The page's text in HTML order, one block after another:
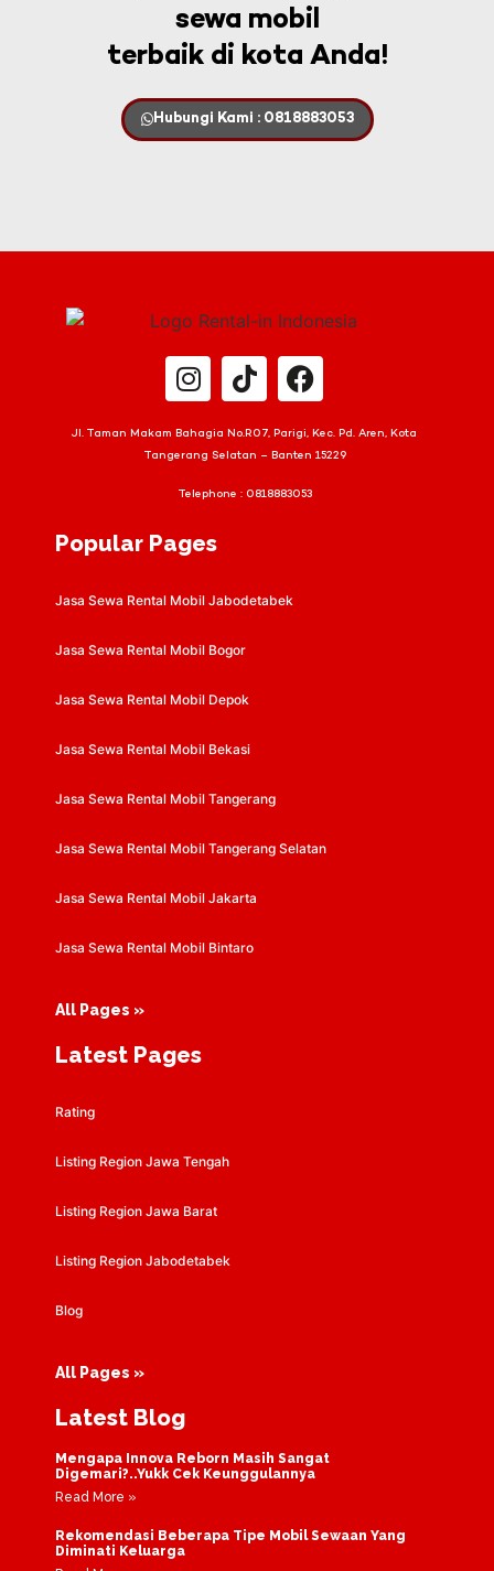
sewa mobil
terbaik di kota Anda!
Hubungi Kami : 0818883053
Jl. Taman Makam Bahagia No.R07, Parigi, Kec. Pd. Aren, Kota
Tangerang Selatan – Banten 15229
Telephone : 0818883053
Popular Pages
Jasa Sewa Rental Mobil Jabodetabek
Jasa Sewa Rental Mobil Bogor
Jasa Sewa Rental Mobil Depok
Jasa Sewa Rental Mobil Bekasi
Jasa Sewa Rental Mobil Tangerang
Jasa Sewa Rental Mobil Tangerang Selatan
Jasa Sewa Rental Mobil Jakarta
Jasa Sewa Rental Mobil Bintaro
All Pages »
Latest Pages
Rating
Listing Region Jawa Tengah
Listing Region Jawa Barat
Listing Region Jabodetabek
Blog
All Pages »
Latest Blog
Mengapa Innova Reborn Masih Sangat
Digemari?..Yukk Cek Keunggulannya
Read More »
Rekomendasi Beberapa Tipe Mobil Sewaan Yang
Diminati Keluarga